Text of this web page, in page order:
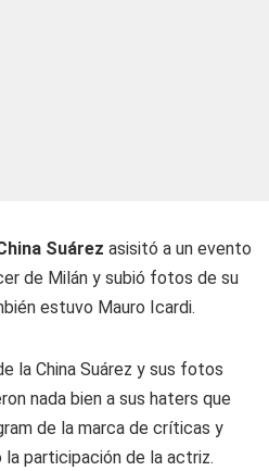
Suárez asisitó a un evento
de Milán y subió fotos de su
estuvo Mauro Icardi.
la China Suárez y sus fotos
nada bien a sus haters que
de la marca de críticas y
participación de la actriz.